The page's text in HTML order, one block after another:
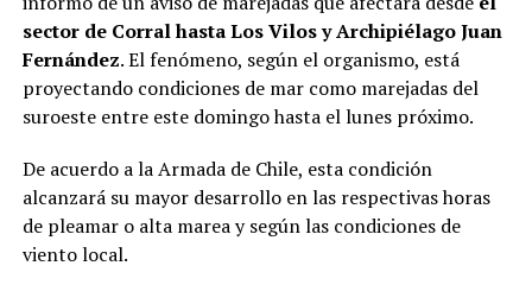
sector de Corral hasta Los Vilos y Archipiélago Juan
Fernández. El fenómeno, según el organismo, está
proyectando condiciones de mar como marejadas del
suroeste entre este domingo hasta el lunes próximo.
De acuerdo a la Armada de Chile, esta condición
alcanzará su mayor desarrollo en las respectivas horas
de pleamar o alta marea y según las condiciones de
viento local.